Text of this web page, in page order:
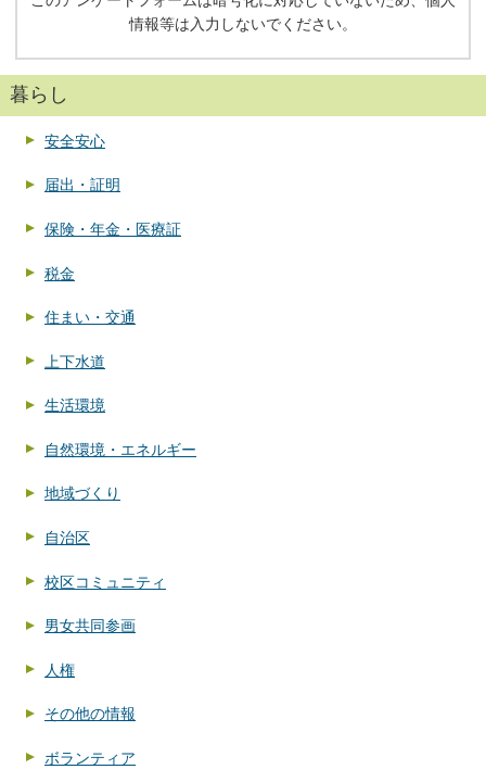
情報等は入力しないでください。
暮らし
安全安心
届出・証明
保険・年金・医療証
税金
住まい・交通
上下水道
生活環境
自然環境・エネルギー
地域づくり
自治区
校区コミュニティ
男女共同参画
人権
その他の情報
ボランティア